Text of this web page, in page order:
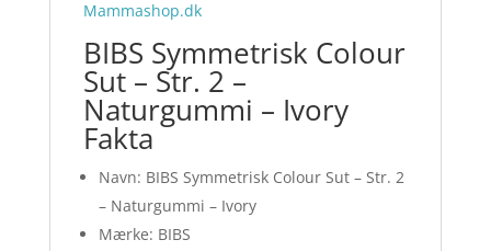
Mammashop.dk
BIBS Symmetrisk Colour
Sut – Str. 2 –
Naturgummi – Ivory
Fakta
Navn: BIBS Symmetrisk Colour Sut – Str. 2
– Naturgummi – Ivory
Mærke: BIBS